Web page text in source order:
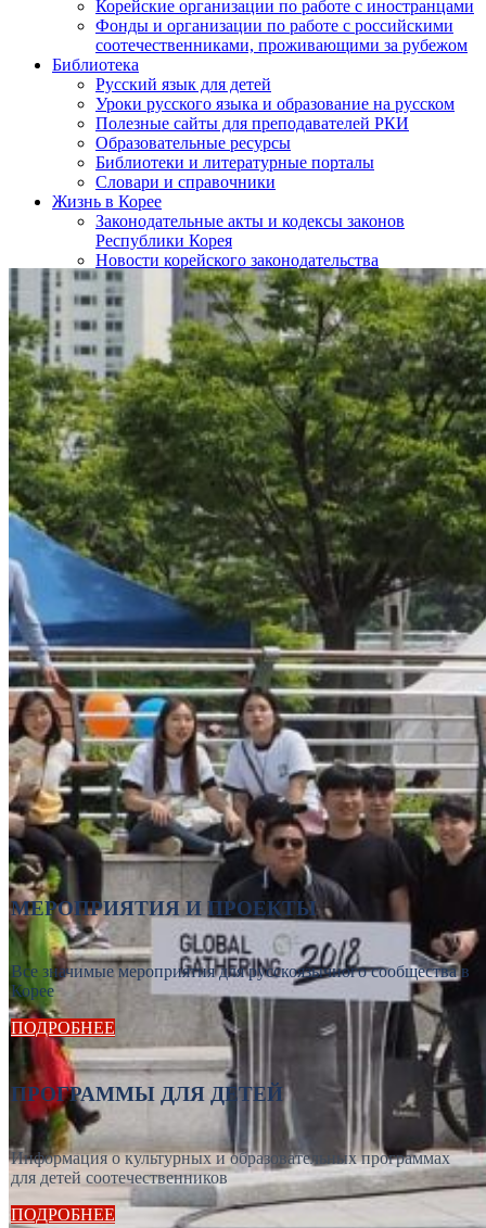
Корейские организации по работе с иностранцами
Фонды и организации по работе с российскими
соотечественниками, проживающими за рубежом
Библиотека
Русский язык для детей
Уроки русского языка и образование на русском
Полезные сайты для преподавателей РКИ
Образовательные ресурсы
Библиотеки и литературные порталы
Словари и справочники
Жизнь в Корее
Законодательные акты и кодексы законов
Республики Корея
Новости корейского законодательства
Интересные статьи о Корее
SOS!
Контакты
НАШИ ПАРТНЁРЫ
МЕРОПРИЯТИЯ И ПРОЕКТЫ
Все значимые мероприятия для русскоязычного сообщества в
Корее
ПОДРОБНЕЕ
ПРОГРАММЫ ДЛЯ ДЕТЕЙ
Информация о культурных и образовательных программах
для детей соотечественников
ПОДРОБНЕЕ